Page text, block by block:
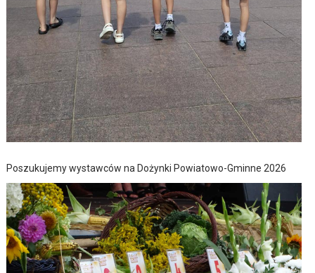
Poszukujemy wystawców na Dożynki Powiatowo-Gminne 2026